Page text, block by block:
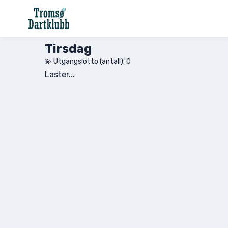
Tirsdag
💫 Utgangslotto (antall): 0
Laster...